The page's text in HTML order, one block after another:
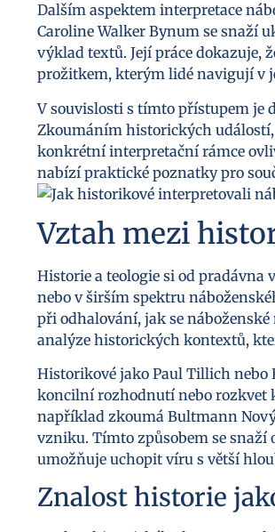
Dalším aspektem interpretace
Caroline Walker Bynum se snaží
výklad textů. Její práce dokazuje,
prožitkem, kterým lidé navigují v
V souvislosti s tímto přístupem je
Zkoumáním historických
konkrétní interpretační rámce
nabízí praktické poznatky pro
Vztah mezi
Historie a teologie si od
nebo v širším spektru
při odhalování, jak se
analýze historických kontextů,
Historikové jako Paul Tillich
koncilní rozhodnutí nebo rozkvet
například zkoumá Bultmann
vzniku. Tímto způsobem se
umožňuje uchopit víru s větší
Znalost historie